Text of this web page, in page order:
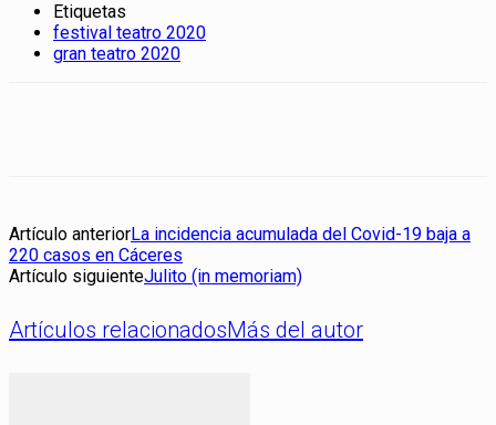
Etiquetas
festival teatro 2020
gran teatro 2020
Artículo anteriorLa incidencia acumulada del Covid-19 baja a
220 casos en Cáceres
Artículo siguienteJulito (in memoriam)
Artículos relacionadosMás del autor